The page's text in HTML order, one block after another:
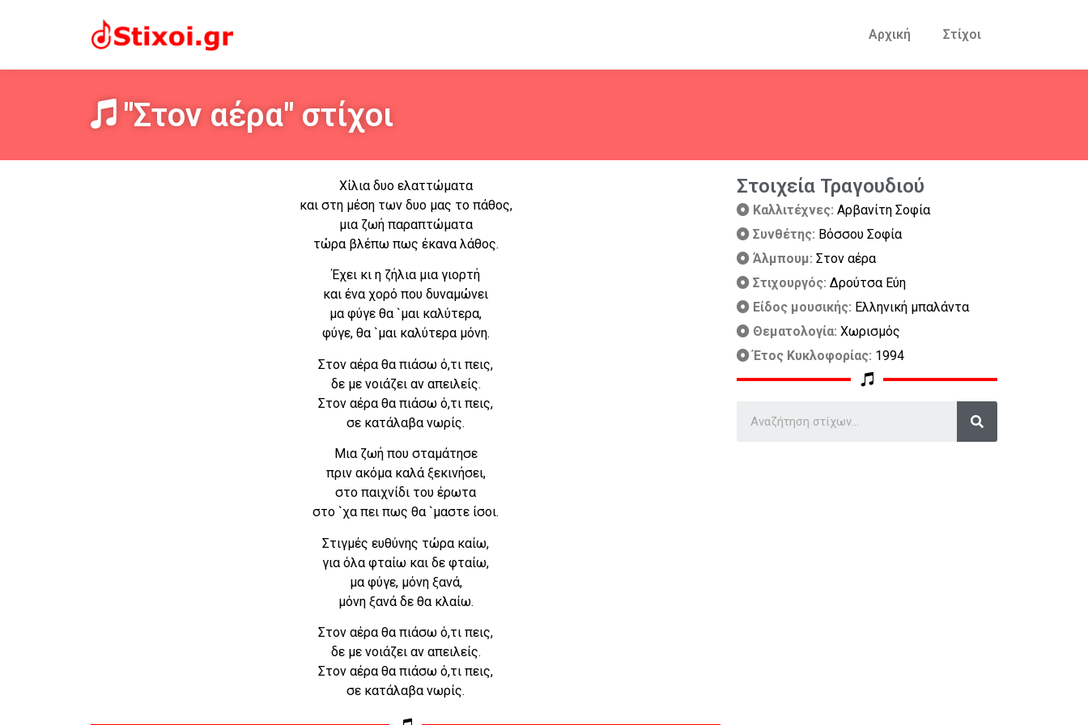
Αρχική Στίχοι
"Στον αέρα" στίχοι
Χίλια δυο ελαττώματα
και στη μέση των δυο μας το πάθος,
μια ζωή παραπτώματα
τώρα βλέπω πως έκανα λάθος.
Έχει κι η ζήλια μια γιορτή
και ένα χορό που δυναμώνει
μα φύγε θα `μαι καλύτερα,
φύγε, θα `μαι καλύτερα μόνη.
Στον αέρα θα πιάσω ό,τι πεις,
δε με νοιάζει αν απειλείς.
Στον αέρα θα πιάσω ό,τι πεις,
σε κατάλαβα νωρίς.
Μια ζωή που σταμάτησε
πριν ακόμα καλά ξεκινήσει,
στο παιχνίδι του έρωτα
στο `χα πει πως θα `μαστε ίσοι.
Στιγμές ευθύνης τώρα καίω,
για όλα φταίω και δε φταίω,
μα φύγε, μόνη ξανά,
μόνη ξανά δε θα κλαίω.
Στον αέρα θα πιάσω ό,τι πεις,
δε με νοιάζει αν απειλείς.
Στον αέρα θα πιάσω ό,τι πεις,
σε κατάλαβα νωρίς.
Στοιχεία Τραγουδιού
Καλλιτέχνες: Αρβανίτη Σοφία
Συνθέτης: Βόσσου Σοφία
Άλμπουμ: Στον αέρα
Στιχουργός: Δρούτσα Εύη
Είδος μουσικής: Ελληνική μπαλάντα
Θεματολογία: Χωρισμός
Έτος Κυκλοφορίας: 1994